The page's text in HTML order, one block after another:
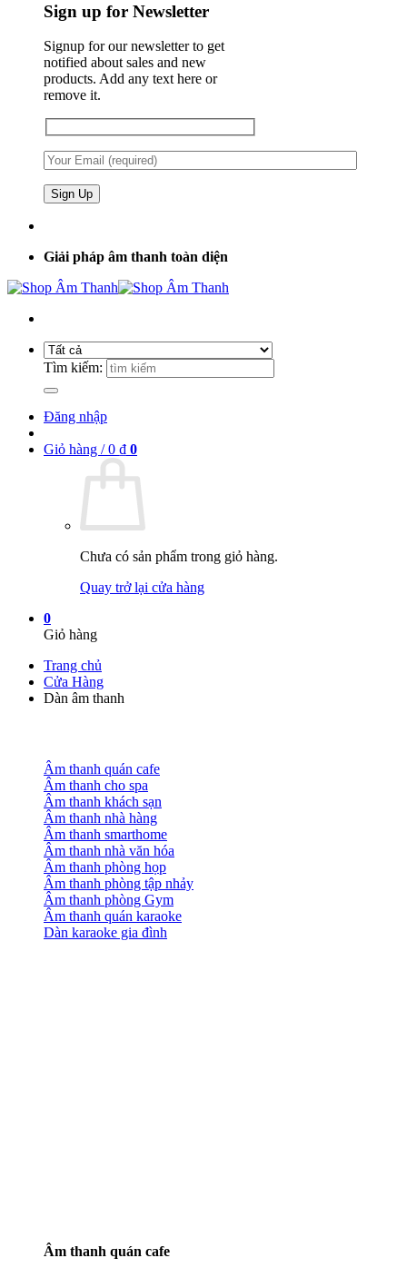
Sign up for Newsletter
Signup for our newsletter to get
notified about sales and new
products. Add any text here or
remove it.
Giải pháp âm thanh toàn diện
Tìm kiếm:
Đăng nhập
Giỏ hàng /0 ₫ 0
Chưa có sản phẩm trong giỏ hàng.
Quay trở lại cửa hàng
0
Giỏ hàng
Trang chủ
Cửa Hàng
Dàn âm thanh
Âm thanh quán cafe
Âm thanh cho spa
Âm thanh khách sạn
Âm thanh nhà hàng
Âm thanh smarthome
Âm thanh nhà văn hóa
Âm thanh phòng họp
Âm thanh phòng tập nhảy
Âm thanh phòng Gym
Âm thanh quán karaoke
Dàn karaoke gia đình
Âm thanh quán cafe